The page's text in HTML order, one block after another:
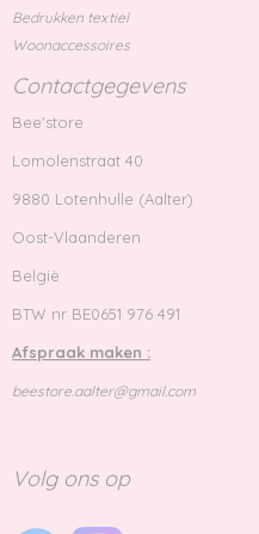
Bedrukken textiel
Woonaccessoires
Contactgegevens
Bee'store
Lomolenstraat 40
9880 Lotenhulle (Aalter)
Oost-Vlaanderen
België
BTW nr BE0651 976 491
Afspraak maken :
beestore.aalter@gmail.com
Volg ons op